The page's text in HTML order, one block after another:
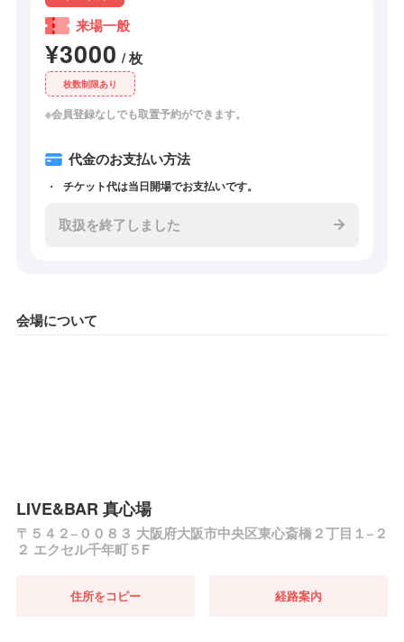
来場一般
¥3000 / 枚
枚数制限あり
※会員登録なしでも取置予約ができます。
代金のお支払い方法
チケット代は当日開場でお支払いです。
取扱を終了しました
会場について
LIVE&BAR 真心場
〒５４２−００８３ 大阪府大阪市中央区東心斎橋２丁目１−２
２ エクセル千年町５F
住所をコピー 経路案内